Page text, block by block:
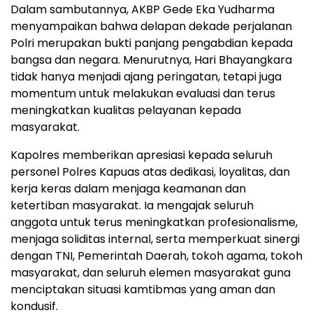
Dalam sambutannya, AKBP Gede Eka Yudharma
menyampaikan bahwa delapan dekade perjalanan
Polri merupakan bukti panjang pengabdian kepada
bangsa dan negara. Menurutnya, Hari Bhayangkara
tidak hanya menjadi ajang peringatan, tetapi juga
momentum untuk melakukan evaluasi dan terus
meningkatkan kualitas pelayanan kepada
masyarakat.
Kapolres memberikan apresiasi kepada seluruh
personel Polres Kapuas atas dedikasi, loyalitas, dan
kerja keras dalam menjaga keamanan dan
ketertiban masyarakat. Ia mengajak seluruh
anggota untuk terus meningkatkan profesionalisme,
menjaga soliditas internal, serta memperkuat sinergi
dengan TNI, Pemerintah Daerah, tokoh agama, tokoh
masyarakat, dan seluruh elemen masyarakat guna
menciptakan situasi kamtibmas yang aman dan
kondusif.